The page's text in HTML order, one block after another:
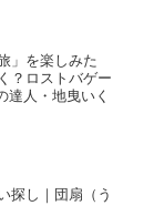
」を楽しみた
？ロストバゲー
達人・地曳いく
探し｜団扇（う